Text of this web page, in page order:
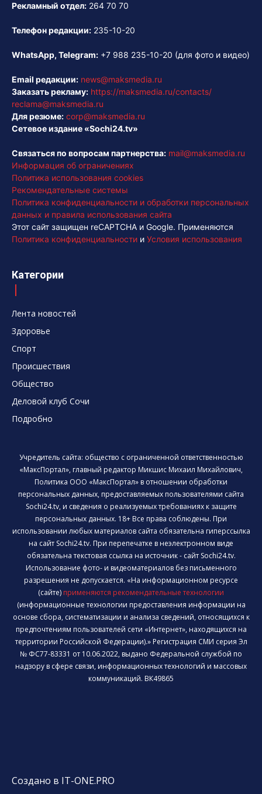
Рекламный отдел: 264 70 70
Телефон редакции: 235-10-20
WhatsApp, Telegram: +7 988 235-10-20 (для фото и видео)
Email редакции: news@maksmedia.ru
Заказать рекламу: https://maksmedia.ru/contacts/
reclama@maksmedia.ru
Для резюме: corp@maksmedia.ru
Сетевое издание «Sochi24.tv»
Связаться по вопросам партнерства: mail@maksmedia.ru
Информация об ограничениях
Политика использования cookies
Рекомендательные системы
Политика конфиденциальности и обработки персональных
данных и правила использования сайта
Этот сайт защищен reCAPTCHA и Google. Применяются
Политика конфиденциальности и Условия использования
Категории
Лента новостей
Здоровье
Спорт
Происшествия
Общество
Деловой клуб Сочи
Подробно
Учредитель сайта: общество с ограниченной ответственностью
«МаксПортал», главный редактор Микшис Михаил Михайлович,
Политика ООО «МаксПортал» в отношении обработки
персональных данных, предоставляемых пользователями сайта
Sochi24.tv, и сведения о реализуемых требованиях к защите
персональных данных. 18+ Все права соблюдены. При
использовании любых материалов сайта обязательна гиперссылка
на сайт Sochi24.tv. При перепечатке в неэлектронном виде
обязательна текстовая ссылка на источник - сайт Sochi24.tv.
Использование фото- и видеоматериалов без письменного
разрешения не допускается. «На информационном ресурсе
(сайте) применяются рекомендательные технологии
(информационные технологии предоставления информации на
основе сбора, систематизации и анализа сведений, относящихся к
предпочтениям пользователей сети «Интернет», находящихся на
территории Российской Федерации).» Регистрация СМИ серия Эл
№ ФС77-83331 от 10.06.2022, выдано Федеральной службой по
надзору в сфере связи, информационных технологий и массовых
коммуникаций. ВК49865
Создано в IT-ONE.PRO